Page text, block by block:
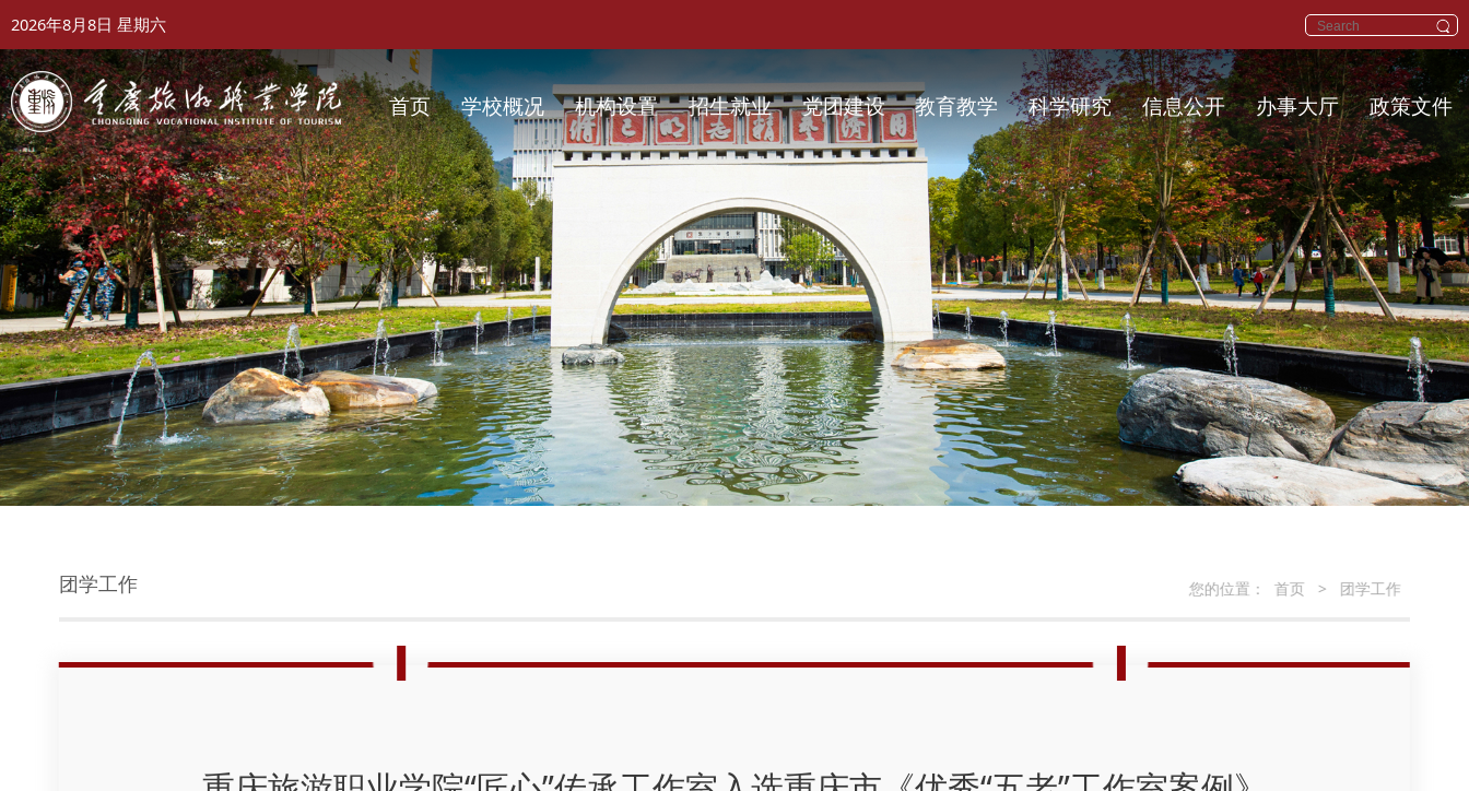
2026年8月8日 星期六
首页 学校概况 机构设置 招生就业 党团建设 教育教学 科学研究 信息公开 办事大厅 政策文件
团学工作 您的位置： 首页 > 团学工作